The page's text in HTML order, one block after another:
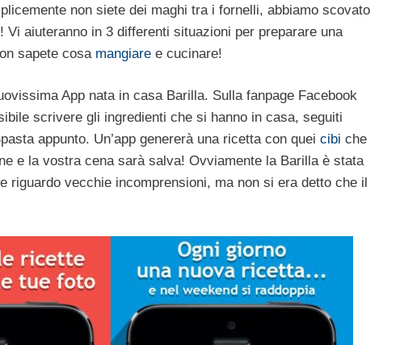
non siete dei maghi tra i fornelli, abbiamo scovato
Vi aiuteranno in 3 differenti situazioni per preparare una
sapete cosa mangiare e cucinare!
App nata in casa Barilla. Sulla fanpage Facebook
scrivere gli ingredienti che si hanno in casa, seguiti
appunto. Un’app genererà una ricetta con quei cibi che
e la vostra cena sarà salva! Ovviamente la Barilla è stata
riguardo vecchie incomprensioni, ma non si era detto che il